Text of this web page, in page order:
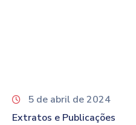
5 de abril de 2024
Extratos e Publicações